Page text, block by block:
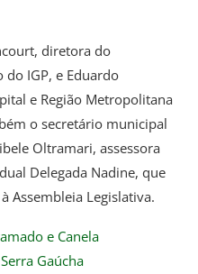
diretora do
IGP, e Eduardo
e Região Metropolitana
o secretário municipal
Oltramari, assessora
Delegada Nadine, que
Assembleia Legislativa.
e Canela
Gaúcha